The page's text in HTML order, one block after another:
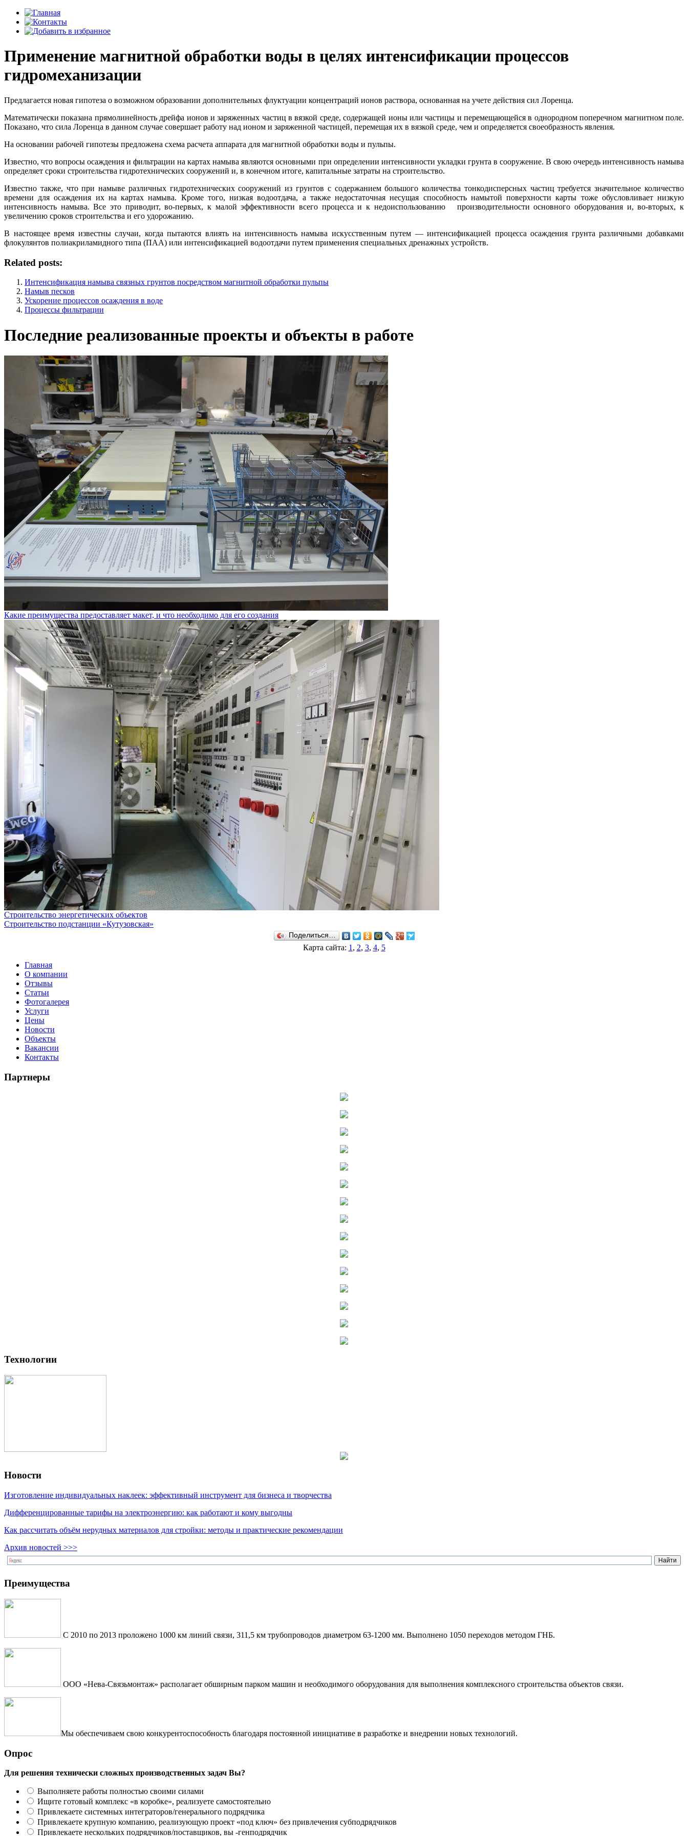
Применение магнитной обработки воды в целях интенсификации процессов
гидромеханизации
Предлагается новая гипотеза о возможном образовании дополнительных флуктуации концентраций ионов раствора, основанная на учете действия сил Лоренца.
Математически показана прямолинейность дрейфа ионов и заряженных частиц в вязкой среде, содержащей ионы или частицы и перемещающейся в однородном поперечном магнитном поле.
Показано, что сила Лоренца в данном случае совершает работу над ионом и заряженной частицей, перемещая их в вязкой среде, чем и определяется своеобразность явления.
На основании рабочей гипотезы предложена схема расчета аппарата для магнитной обработки воды и пульпы.
Известно, что вопросы осаждения и фильтрации на картах намыва являются основными при определении интенсивности укладки грунта в сооружение. В свою очередь интенсивность намыва
определяет сроки строительства гидротехнических сооружений и, в конечном итоге, капитальные затраты на строительство.
Известно также, что при намыве различных гидротехнических сооружений из грунтов с содержанием большого количества тонкодисперсных частиц требуется значительное количество
времени для осаждения их на картах намыва. Кроме того, низкая водоотдача, а также недостаточная несущая способность намытой поверхности карты тоже обусловливает низкую
интенсивность намыва. Все это приводит, во-первых, к малой эффективности всего процесса и к недоиспользованию производительности основного оборудования и, во-вторых, к
увеличению сроков строительства и его удорожанию.
В настоящее время известны случаи, когда пытаются влиять на интенсивность намыва искусственным путем — интенсификацией процесса осаждения грунта различными добавками
флокулянтов полиакриламидного типа (ПАА) или интенсификацией водоотдачи путем применения специальных дренажных устройств.
Related posts:
Интенсификация намыва связных грунтов посредством магнитной обработки пульпы
Намыв песков
Ускорение процессов осаждения в воде
Процессы фильтрации
Последние реализованные проекты и объекты в работе
Какие преимущества предоставляет макет, и что необходимо для его создания
Строительство энергетических объектов
Строительство подстанции «Кутузовская»
Поделиться…
Карта сайта: 1 , 2, 3, 4, 5
Главная
О компании
Отзывы
Статьи
Фотогалерея
Услуги
Цены
Новости
Объекты
Вакансии
Контакты
Партнеры
Технологии
Новости
Изготовление индивидуальных наклеек: эффективный инструмент для бизнеса и творчества
Дифференцированные тарифы на электроэнергию: как работают и кому выгодны
Как рассчитать объём нерудных материалов для стройки: методы и практические рекомендации
Архив новостей >>>
Преимущества
С 2010 по 2013 проложено 1000 км линий связи, 311,5 км трубопроводов диаметром 63-1200 мм. Выполнено 1050 переходов методом ГНБ.
ООО «Нева-Связьмонтаж» располагает обширным парком машин и необходимого оборудования для выполнения комплексного строительства объектов связи.
Мы обеспечиваем свою конкурентоспособность благодаря постоянной инициативе в разработке и внедрении новых технологий.
Опрос
Для решения технически сложных производственных задач Вы?
Выполняете работы полностью своими силами
Ищите готовый комплекс «в коробке», реализуете самостоятельно
Привлекаете системных интеграторов/генерального подрядчика
Привлекаете крупную компанию, реализующую проект «под ключ» без привлечения субподрядчиков
Привлекаете нескольких подрядчиков/поставщиков, вы -генподрядчик